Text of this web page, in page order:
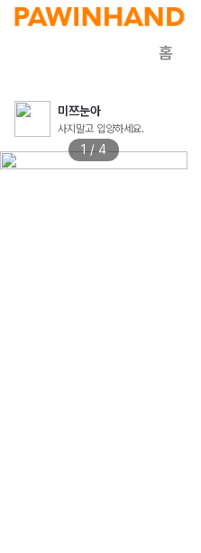
홈
미쯔눈아
사지말고 입양하세요.
1 / 4